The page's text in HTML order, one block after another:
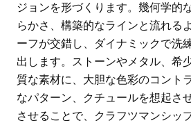
ジョンを形づくります。幾何学的
らかさ、構築的なラインと流れる
ーフが交錯し、ダイナミックで洗
出します。ストーンやメタル、希
質な素材に、大胆な色彩のコント
なパターン、クチュールを想起さ
させることで、クラフツマンシッ